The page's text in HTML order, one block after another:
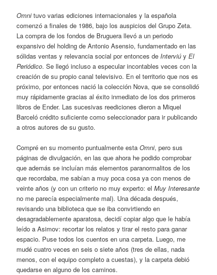
Omnituvo varias ediciones internacionales y la española
comenzó a finales de 1986, bajo los auspicios del Grupo Zeta.
La compra de los fondos de Bruguera llevó a un periodo
expansivo del holding de Antonio Asensio, fundamentado en las
sólidas ventas y relevancia social por entonces deInterviú yEl
Periódico. Se llegó incluso a especular incontables veces con la
creación de su propio canal televisivo. En el territorio que nos es
próximo, por entonces nació la colección Nova, que se consolidó
muy rápidamente gracias al éxito inmediato de los dos primeros
libros de Ender. Las sucesivas reediciones dieron a Miquel
Barceló crédito suficiente como seleccionador para ir publicando
a otros autores de su gusto.
Compré en su momento puntualmente estaOmni, pero sus
páginas de divulgación, en las que ahora he podido comprobar
que además se incluían más elementos paranormalitos de los
que recordaba, me sabían a muy poca cosa ya con menos de
veinte años (y con un criterio no muy experto: elMuy Interesante
no me parecía especialmente mal). Una década después,
revisando una biblioteca que se iba convirtiendo en
desagradablemente aparatosa, decidí copiar algo que le había
leído a Asimov: recortar los relatos y tirar el resto para ganar
espacio. Puse todos los cuentos en una carpeta. Luego, me
mudé cuatro veces en seis o siete años (tres de ellas, nada
menos, con el equipo completo a cuestas), y la carpeta debió
quedarse en alguno de los caminos.